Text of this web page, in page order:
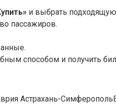
и выбрать
пассажиров.
способом и получить